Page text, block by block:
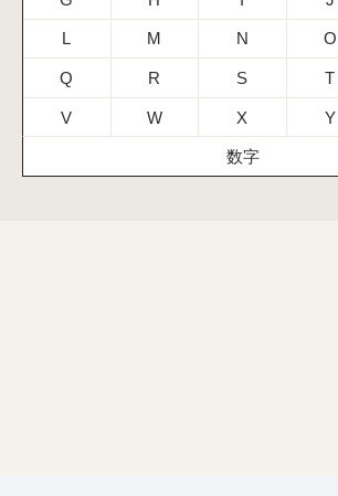
L M N O
Q R S T
V W X Y
数字